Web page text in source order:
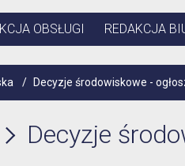
OBSŁUGI REDAKCJA
/ Decyzje środowiskowe -
Decyzje